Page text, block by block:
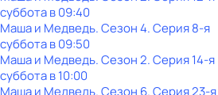
субботав09:40
Маша и Медведь. Сезон 4. Серия 8-я
субботав09:50
Маша и Медведь. Сезон 2. Серия 14-я
субботав10:00
Маша и Медведь. Сезон 6. Серия 23-я